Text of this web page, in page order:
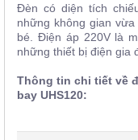
Đèn có diện tích
những không gian
bé. Điện áp 220V là
những thiết bị điện gia
Thông tin chi tiết về
bay UHS120: